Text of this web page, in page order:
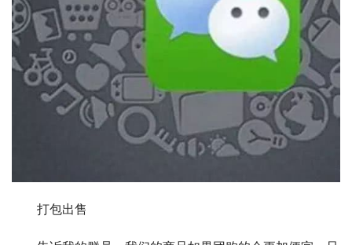
打包出售